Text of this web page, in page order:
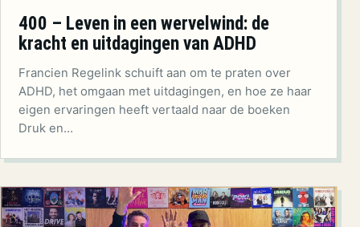
400 – Leven in een wervelwind: de
kracht en uitdagingen van ADHD
Francien Regelink schuift aan om te praten over
ADHD, het omgaan met uitdagingen, en hoe ze haar
eigen ervaringen heeft vertaald naar de boeken
Druk en…